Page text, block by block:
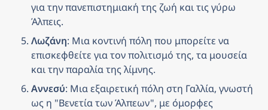
για την πανεπιστημιακή της ζωή και τις γύρω
Άλπεις.
Λωζάνη: Μια κοντινή πόλη που μπορείτε να
επισκεφθείτε για τον πολιτισμό της, τα μουσεία
και την παραλία της λίμνης.
Αννεσύ: Μια εξαιρετική πόλη στη Γαλλία, γνωστή
ως η "Βενετία των Άλπεων", με όμορφες